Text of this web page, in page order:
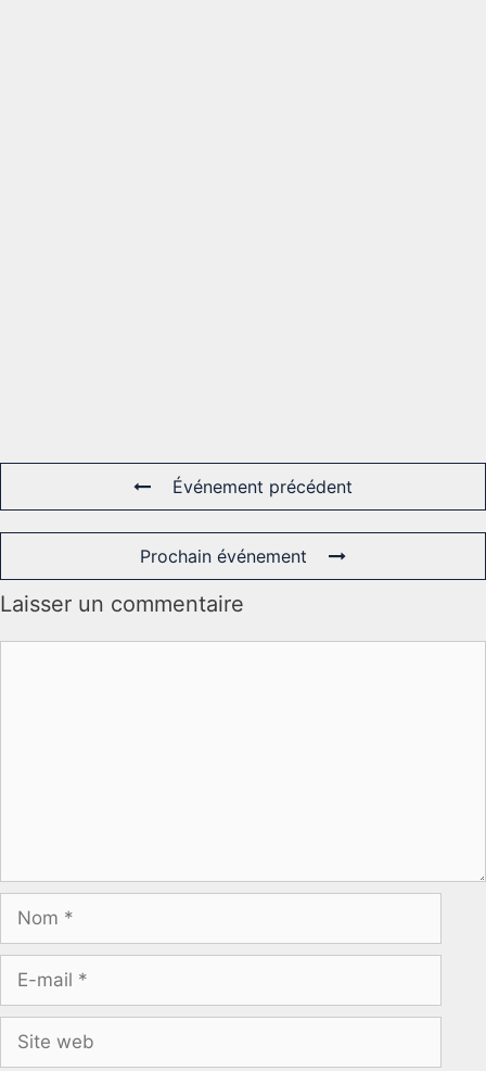
Événement précédent
Prochain événement
Laisser un commentaire
Nom
Site
web